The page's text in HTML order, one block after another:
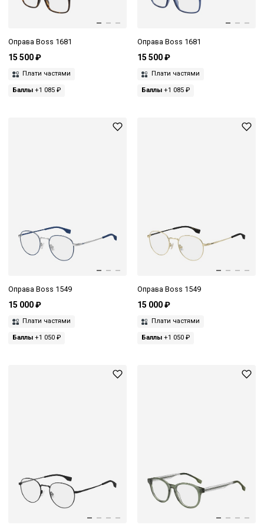
Оправа Boss 1681
15 500 ₽
Плати частями
Баллы +1 085 ₽
Оправа Boss 1681
15 500 ₽
Плати частями
Баллы+1 085 ₽
Оправа Boss 1549
15 000 ₽
Плати частями
Баллы +1 050 ₽
Оправа Boss 1549
15 000 ₽
Плати частями
Баллы+1 050 ₽